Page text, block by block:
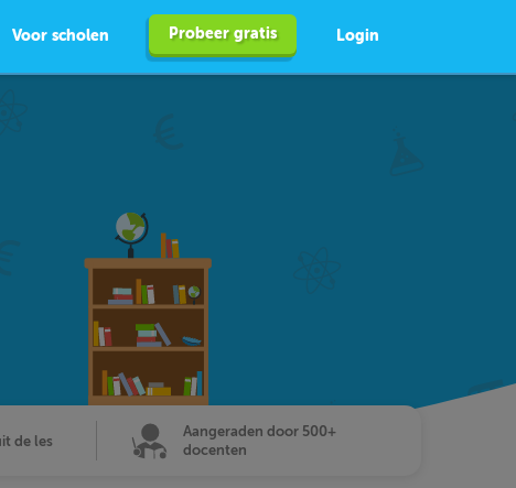
Voor scholen Probeer gratis Login
de les
Aangeraden door 500+
docenten